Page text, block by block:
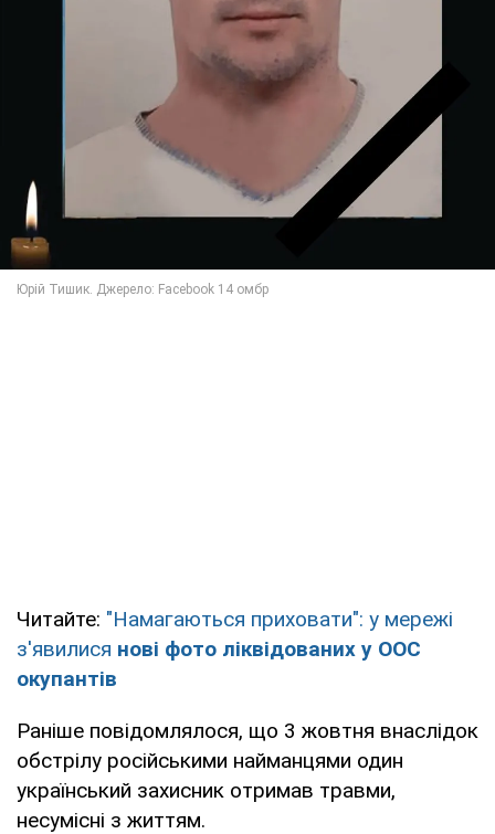
Читайте: "Намагаються приховати": у мережі
з'явилися нові фото ліквідованих у ООС
окупантів
Раніше повідомлялося, що 3 жовтня внаслідок
обстрілу російськими найманцями один
український захисник отримав травми,
несумісні з життям.